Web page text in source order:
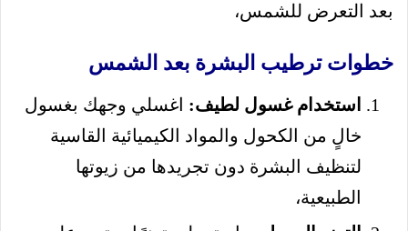
بعد التعرض للشمس،
خطوات ترطيب البشرة بعد الشمس
استخدام غسول لطيف: اغسلي وجهك بغسول
خالٍ من الكحول والمواد الكيميائية القاسية
لتنظيف البشرة دون تجريدها من زيوتها
الطبيعية،